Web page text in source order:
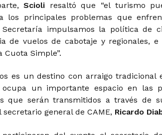
Scioli resaltó que “el turismo
los principales problemas que
Secretaría impulsamos la política de
de vuelos de cabotaje y regionales,
Cuota Simple”.
es un destino con arraigo tradicional
ocupa un importante espacio en las
que serán transmitidos a través de
secretario general de CAME, Ricardo